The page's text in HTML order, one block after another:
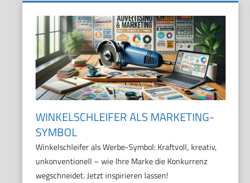
WINKELSCHLEIFER ALS MARKETING-
SYMBOL
Winkelschleifer als Werbe-Symbol: Kraftvoll, kreativ,
unkonventionell – wie Ihre Marke die Konkurrenz
wegschneidet. Jetzt inspirieren lassen!